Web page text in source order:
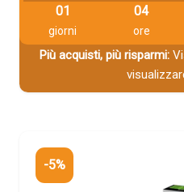
01
giorni
04
ore
Più acquisti, più risparmi:
-5%